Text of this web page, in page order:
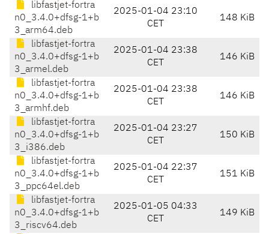
libfastjet-fortra
n0_3.4.0+dfsg-1+b
3_arm64.deb
2025-01-04 23:10
CET
148 KiB
libfastjet-fortra
n0_3.4.0+dfsg-1+b
3_armel.deb
2025-01-04 23:38
CET
146 KiB
libfastjet-fortra
n0_3.4.0+dfsg-1+b
3_armhf.deb
2025-01-04 23:38
CET
146 KiB
libfastjet-fortra
n0_3.4.0+dfsg-1+b
3_i386.deb
2025-01-04 23:27
CET
150 KiB
libfastjet-fortra
n0_3.4.0+dfsg-1+b
3_ppc64el.deb
2025-01-04 22:37
CET
151 KiB
libfastjet-fortra
n0_3.4.0+dfsg-1+b
3_riscv64.deb
2025-01-05 04:33
CET
149 KiB